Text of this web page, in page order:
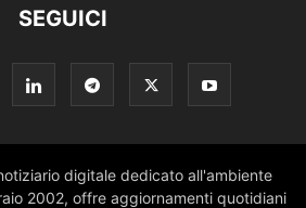
SEGUICI
digitale dedicato all'ambiente
2002, offre aggiornamenti quotidiani